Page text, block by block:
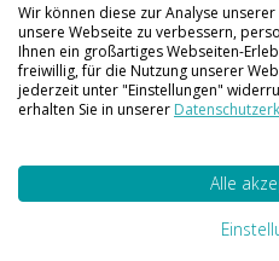
Über 40.000 Artikel auf
Lager
Wir können diese zur Analyse
unsere Webseite zu verbessern,
Ihnen ein großartiges Webseiten-
freiwillig, für die Nutzung unserer
jederzeit unter "Einstellungen"
erhalten Sie in unserer
Alle